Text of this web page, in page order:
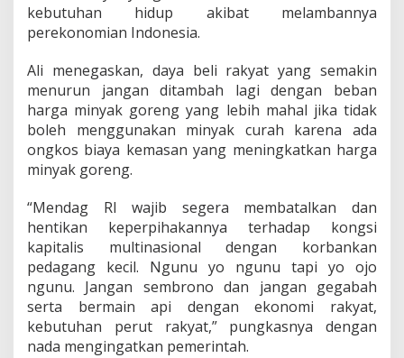
g
C
r
a
kebutuhan hidup akibat melambannya
perekonomian Indonesia.
Ali menegaskan, daya beli rakyat yang semakin
menurun jangan ditambah lagi dengan beban
harga minyak goreng yang lebih mahal jika tidak
boleh menggunakan minyak curah karena ada
ongkos biaya kemasan yang meningkatkan harga
minyak goreng.
“Mendag RI wajib segera membatalkan dan
hentikan keperpihakannya terhadap kongsi
kapitalis multinasional dengan korbankan
pedagang kecil. Ngunu yo ngunu tapi yo ojo
ngunu. Jangan sembrono dan jangan gegabah
serta bermain api dengan ekonomi rakyat,
kebutuhan perut rakyat,” pungkasnya dengan
nada mengingatkan pemerintah.